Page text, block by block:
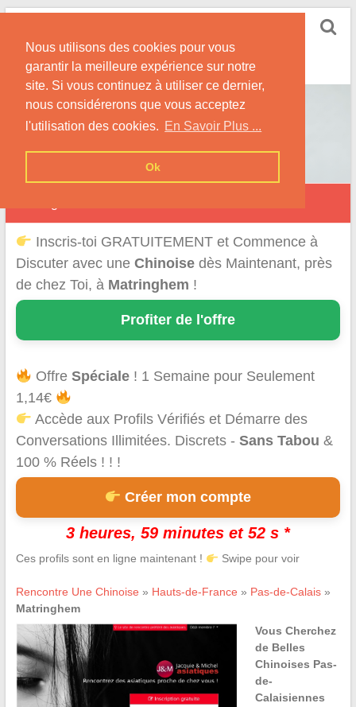
Nous utilisons des cookies pour vous
garantir la meilleure expérience sur notre
site. Si vous continuez à utiliser ce dernier,
nous considérerons que vous acceptez
l'utilisation des cookies. En Savoir Plus ...
Ok
Skip
content
Nos Conseils pour Rencontrer Une Femme
Originaire de Chine !
Inscris-toi GRATUITEMENT et Commence à
Discuter avec une Chinoisedès Maintenant, près
de chez Toi, à Matringhem !
Profiter de l'offre
OffreSpéciale ! 1 Semaine pour Seulement
1,14€
Accède aux Profils Vérifiés et Démarre des
Conversations Illimitées. Discrets - Sans Tabou &
100 % Réels ! ! !
Créer mon compte
3 heures, 59 minutes et 52 s *
Ces profils sont en ligne maintenant ! Swipe pour voir
Rencontre Une Chinoise » Hauts-de-France » Pas-de-Calais»
Matringhem
Vous Cherchez
de Belles
Chinoises Pas-
de-
Calaisiennes